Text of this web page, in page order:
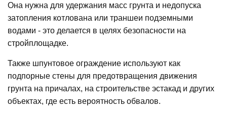
Она нужна для удержания масс грунта и недопуска
затопления котлована или траншеи подземными
водами - это делается в целях безопасности на
стройплощадке.
Также шпунтовое ограждение используют как
подпорные стены для предотвращения движения
грунта на причалах, на строительстве эстакад и других
объектах, где есть вероятность обвалов.